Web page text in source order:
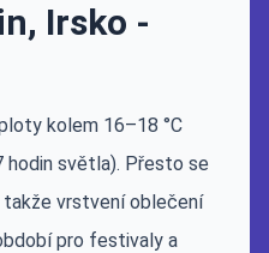
Irsko -
kolem 16–18 °C
hodin světla). Přesto se
vrstvení oblečení
pro festivaly a